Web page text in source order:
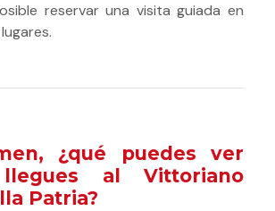
reservar una visita guiada en
¿qué puedes ver
al Vittoriano
Patria?